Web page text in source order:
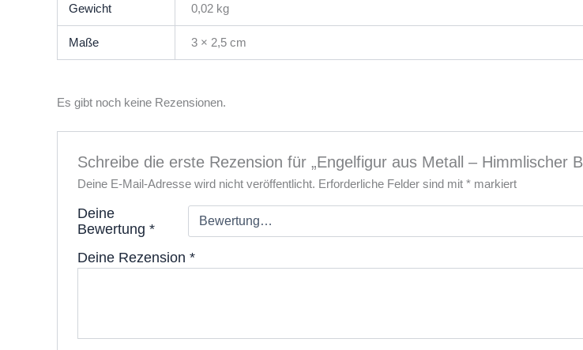
Gewicht 0,02 kg
Maße 3 × 2,5 cm
Es gibt noch keine Rezensionen.
Schreibe die erste Rezension für „Engelfigur aus Metall – Himmlischer
Deine E-Mail-Adresse wird nicht veröffentlicht. Erforderliche Felder sind mit* markiert
Deine
Bewertung*
Deine Rezension*